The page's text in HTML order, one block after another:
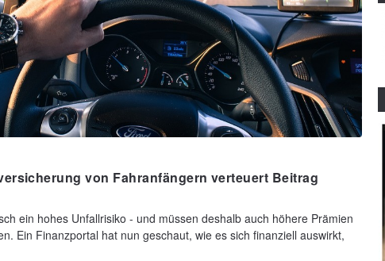
von Fahranfängern verteuert Beitrag
ein hohes Unfallrisiko - und müssen deshalb auch höhere Prämien
Ein Finanzportal hat nun geschaut, wie es sich finanziell auswirkt,